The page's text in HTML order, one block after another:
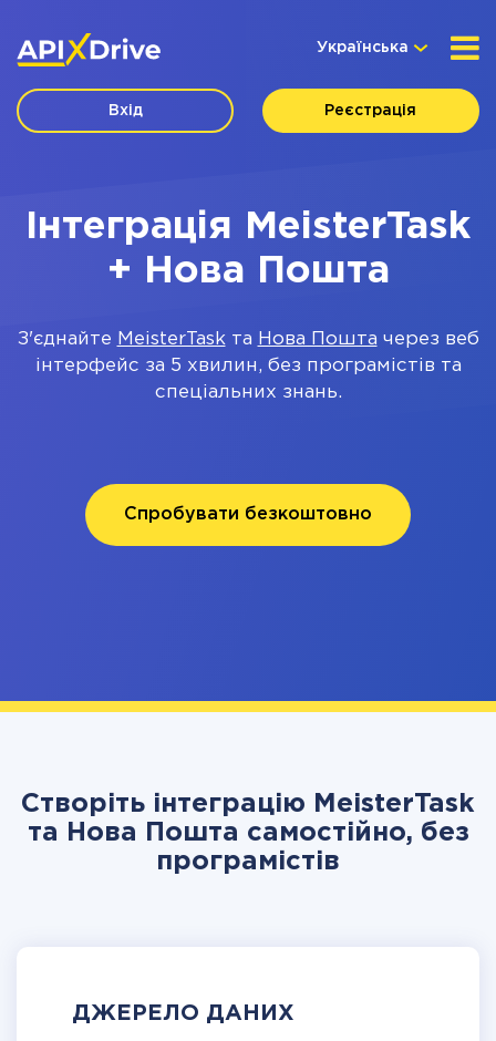
Українська
Вхід Реєстрація
Інтеграція MeisterTask
+ Нова Пошта
З'єднайте MeisterTaskта Нова Пошта через веб
інтерфейс за 5 хвилин, без програмістів та
спеціальних знань.
Спробувати безкоштовно
Створіть інтеграцію MeisterTask
та Нова Пошта самостійно, без
програмістів
ДЖЕРЕЛО ДАНИХ